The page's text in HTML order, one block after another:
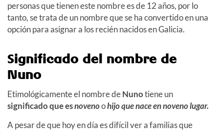
personas que tienen este nombre es de 12 años, por lo
tanto, se trata de un nombre que se ha convertido en una
opción para asignar a los recién nacidos en Galicia.
Significado del nombre de
Nuno
Etimológicamente el nombre deNunotiene un
significado que esnovenoohijo que nace en noveno lugar.
A pesar de que hoy en día es difícil ver a familias que